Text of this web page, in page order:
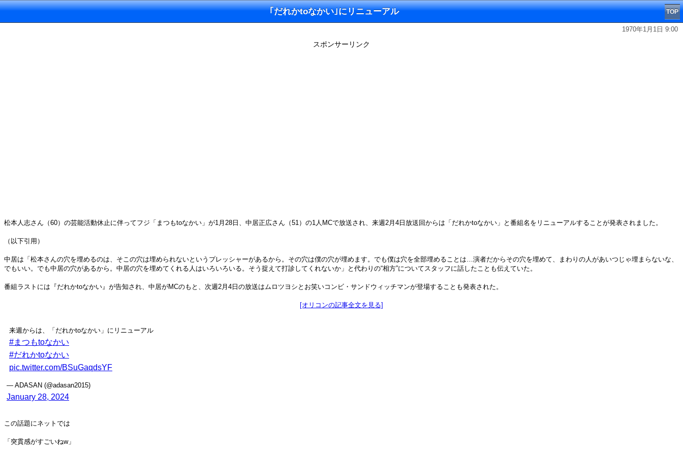
｢だれかtoなかい｣にリニューアル TOP
1970年1月1日 9:00
スポンサーリンク
松本人志さん（60）の芸能活動休止に伴ってフジ「まつもtoなかい」が1月28日、中居正広さん（51）の1人MCで放送され、来週2月4日放送回からは「だれかtoなかい」と番組名をリニューアルすることが発表されました。
（以下引用）
中居は「松本さんの穴を埋めるのは、そこの穴は埋められないというプレッシャーがあるから。その穴は僕の穴が埋めます。でも僕は穴を全部埋めることは…演者だからその穴を埋めて、まわりの人があいつじゃ埋まらないな、
でもいい。でも中居の穴があるから。中居の穴を埋めてくれる人はいろいろいる。そう捉えて打診してくれないか」と代わりの“相方”についてスタッフに話したことも伝えていた。
番組ラストには『だれかtoなかい』が告知され、中居がMCのもと、次週2月4日の放送はムロツヨシとお笑いコンビ・サンドウィッチマンが登場することも発表された。
[オリコンの記事全文を見る]
来週からは、「だれかtoなかい」にリニューアル
#まつもtoなかい
#だれかtoなかい
pic.twitter.com/BSuGaqdsYF
— ADASAN (@adasan2015)
January 28, 2024
この話題にネットでは
「突貫感がすごいねw」